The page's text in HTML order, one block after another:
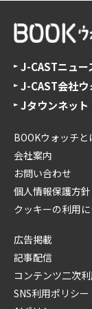
J-CASTニュー
J-CAST会社ウ
Jタウンネット
BOOKウォッチと
会社案内
お問い合わせ
個人情報保護方針
クッキーの利用
広告掲載
記事配信
コンテンツ二次
SNS利用ポリシー